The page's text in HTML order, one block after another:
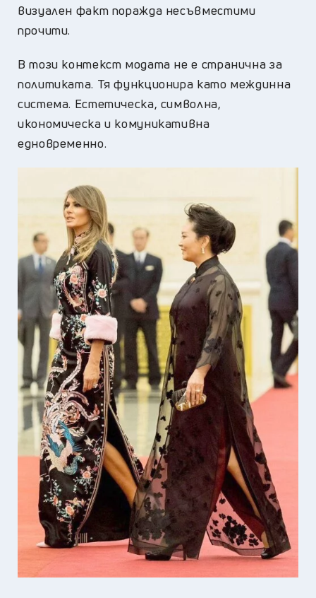
визуален факт поражда несъвместими
прочити.
В този контекст модата не е странична за
политиката. Тя функционира като междинна
система. Естетическа, символна,
икономическа и комуникативна
едновременно.